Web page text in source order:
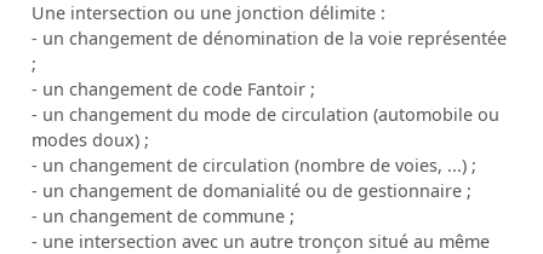
Une intersection ou une jonction délimite :
- un changement de dénomination de la voie représentée
;
- un changement de code Fantoir ;
- un changement du mode de circulation (automobile ou
modes doux) ;
- un changement de circulation (nombre de voies, ...) ;
- un changement de domanialité ou de gestionnaire ;
- un changement de commune ;
- une intersection avec un autre tronçon situé au même